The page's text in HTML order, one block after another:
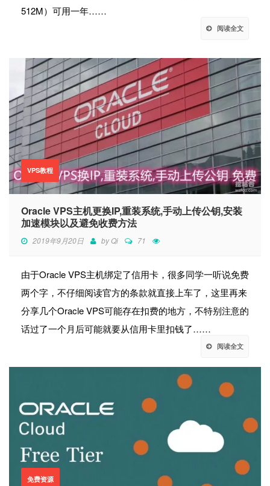
512M）可用一年……
阅读全文
VPS教程
Oracle VPS主机更换IP,重装系统,手动上传公钥,安装
加速模块以及避免收费方法
2019年9月20日 byQi 71
由于Oracle VPS主机绑定了信用卡，很多同学一听说免费
两个字，不仔细阅读官方的条款就直接上车了，这里再来
分享几个Oracle VPS可能存在扣费的地方，不特别注意的
话过了一个月后可能就要从信用卡里扣钱了……
阅读全文
免费资源